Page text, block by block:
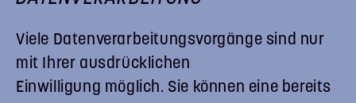
Viele Datenverarbeitungsvorgänge sind nur
mit Ihrer ausdrücklichen
Einwilligung möglich. Sie können eine bereits